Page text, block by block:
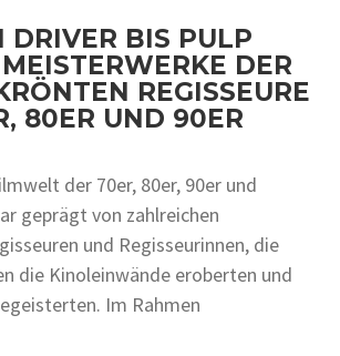
DRIVER BIS PULP
DER
REGISSEURE
80ER UND 90ER
der 70er, 80er, 90er und
geprägt von zahlreichen
und Regisseurinnen, die
die Kinoleinwände eroberten und
Im Rahmen